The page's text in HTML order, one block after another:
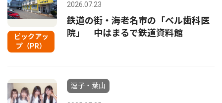
ピックアッ
プ（PR）
2026.07.23
鉄道の街・海老名市の「ベル歯科医
院」 中はまるで鉄道資料館
逗子・葉山